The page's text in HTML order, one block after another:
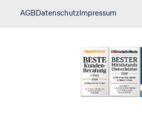
AGBDatenschutzImpressum